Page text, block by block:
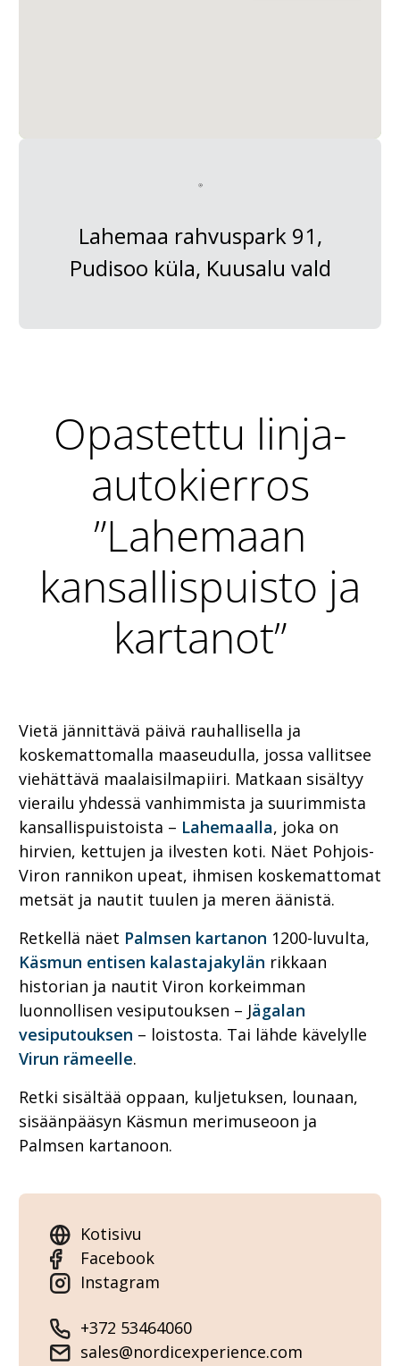
Lahemaa rahvuspark 91,
Pudisoo küla, Kuusalu vald
Opastettu linja-
autokierros
”Lahemaan
kansallispuisto ja
kartanot”
Vietä jännittävä päivä rauhallisella ja
koskemattomalla maaseudulla, jossa vallitsee
viehättävä maalaisilmapiiri. Matkaan sisältyy
vierailu yhdessä vanhimmista ja suurimmista
kansallispuistoista – Lahemaalla, joka on
hirvien, kettujen ja ilvesten koti. Näet Pohjois-
Viron rannikon upeat, ihmisen koskemattomat
metsät ja nautit tuulen ja meren äänistä.
Retkellä näet Palmsen kartanon 1200-luvulta,
Käsmun entisen kalastajakylän rikkaan
historian ja nautit Viron korkeimman
luonnollisen vesiputouksen – Jägalan
vesiputouksen – loistosta. Tai lähde kävelylle
Virun rämeelle.
Retki sisältää oppaan, kuljetuksen, lounaan,
sisäänpääsyn Käsmun merimuseoon ja
Palmsen kartanoon.
Kotisivu
Facebook
Instagram
+372 53464060
sales@nordicexperience.com